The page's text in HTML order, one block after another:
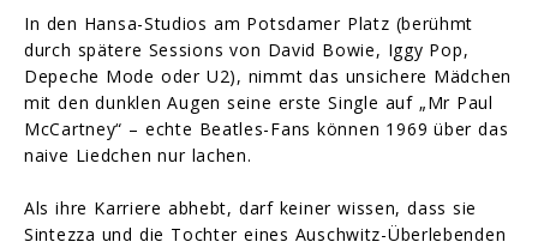
In den Hansa-Studios am Potsdamer Platz (berühmt
durch spätere Sessions von David Bowie, Iggy Pop,
Depeche Mode oder U2), nimmt das unsichere Mädchen
mit den dunklen Augen seine erste Single auf „Mr Paul
McCartney“ – echte Beatles-Fans können 1969 über das
naive Liedchen nur lachen.
Als ihre Karriere abhebt, darf keiner wissen, dass sie
Sintezza und die Tochter eines Auschwitz-Überlebenden